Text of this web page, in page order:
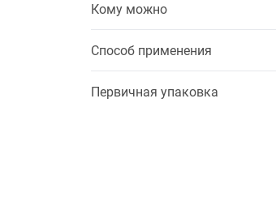
Кому можно
Способ применения
Первичная упаковка